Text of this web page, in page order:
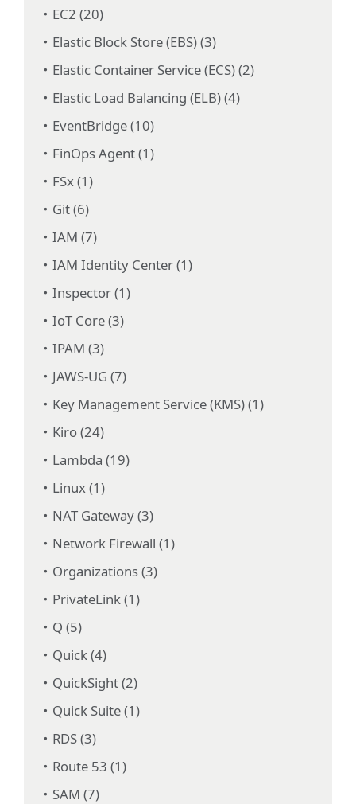
EC2 (20)
Elastic Block Store (EBS) (3)
Elastic Container Service (ECS) (2)
Elastic Load Balancing (ELB) (4)
EventBridge (10)
FinOps Agent (1)
FSx (1)
Git (6)
IAM (7)
IAM Identity Center (1)
Inspector (1)
IoT Core (3)
IPAM (3)
JAWS-UG (7)
Key Management Service (KMS) (1)
Kiro (24)
Lambda (19)
Linux (1)
NAT Gateway (3)
Network Firewall (1)
Organizations (3)
PrivateLink (1)
Q (5)
Quick (4)
QuickSight (2)
Quick Suite (1)
RDS (3)
Route 53 (1)
SAM (7)